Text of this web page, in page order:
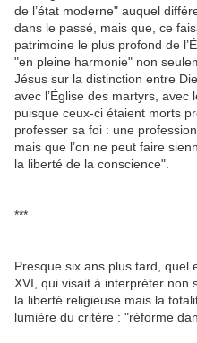
de l’état moderne" auquel
dans le passé, mais que, ce
patrimoine le plus profond de
"en pleine harmonie" non
Jésus sur la distinction entre
avec l’Église des martyrs, avec
puisque ceux-ci étaient morts
professer sa foi : une
mais que l’on ne peut faire
la liberté de la conscience".
***
Presque six ans plus tard, quel
XVI, qui visait à interpréter non
la liberté religieuse mais la
lumière du critère : "réforme